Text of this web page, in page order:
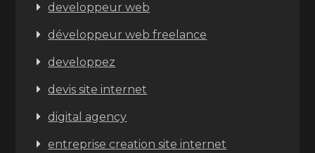
developpeur web
développeur web freelance
developpez
devis site internet
digital agency
entreprise creation site internet